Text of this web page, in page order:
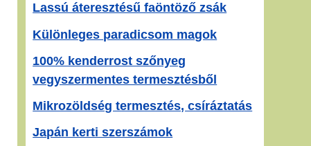
Lassú áteresztésű faöntöző zsák
Különleges paradicsom magok
100% kenderrost szőnyeg
vegyszermentes termesztésből
Mikrozöldség termesztés, csíráztatás
Japán kerti szerszámok